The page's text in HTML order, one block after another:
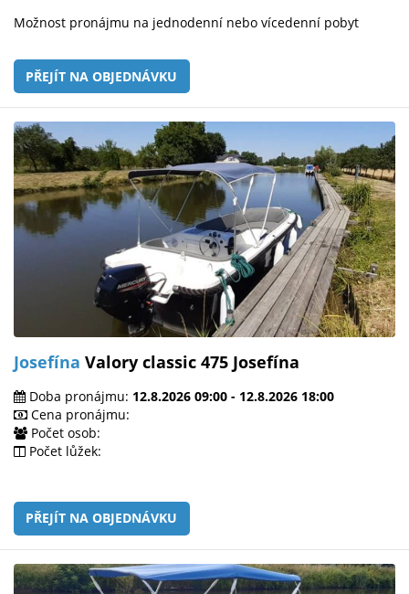
Možnost pronájmu na jednodenní nebo vícedenní pobyt
PŘEJÍT NA OBJEDNÁVKU
Josefína Valory classic 475 Josefína
Doba pronájmu: 12.8.2026 09:00 - 12.8.2026 18:00
Cena pronájmu:
Počet osob:
Počet lůžek:
PŘEJÍT NA OBJEDNÁVKU